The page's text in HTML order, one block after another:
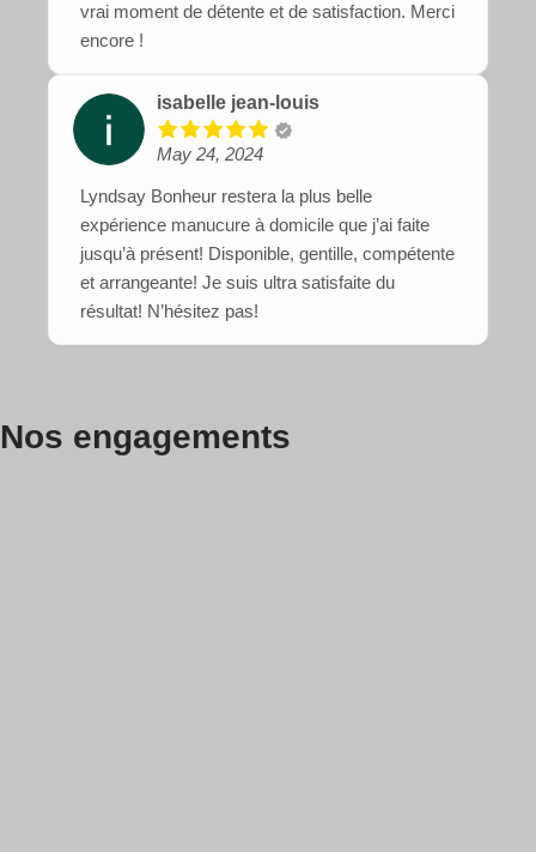
vrai moment de détente et de satisfaction. Merci
encore !
isabelle jean-louis
May 24, 2024
Lyndsay Bonheur restera la plus belle
expérience manucure à domicile que j’ai faite
jusqu’à présent! Disponible, gentille, compétente
et arrangeante! Je suis ultra satisfaite du
résultat! N’hésitez pas!
Nos engagements